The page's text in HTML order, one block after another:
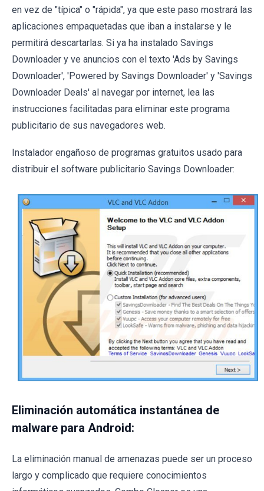
en vez de "típica" o "rápida", ya que este paso mostrará las
aplicaciones empaquetadas que iban a instalarse y le
permitirá descartarlas. Si ya ha instalado Savings
Downloader y ve anuncios con el texto 'Ads by Savings
Downloader', 'Powered by Savings Downloader' y 'Savings
Downloader Deals' al navegar por internet, lea las
instrucciones facilitadas para eliminar este programa
publicitario de sus navegadores web.
Instalador engañoso de programas gratuitos usado para
distribuir el software publicitario Savings Downloader:
Eliminación automática instantánea de
malware para Android:
La eliminación manual de amenazas puede ser un proceso
largo y complicado que requiere conocimientos